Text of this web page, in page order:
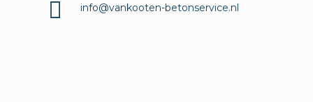
info@vankooten-betonservice.nl